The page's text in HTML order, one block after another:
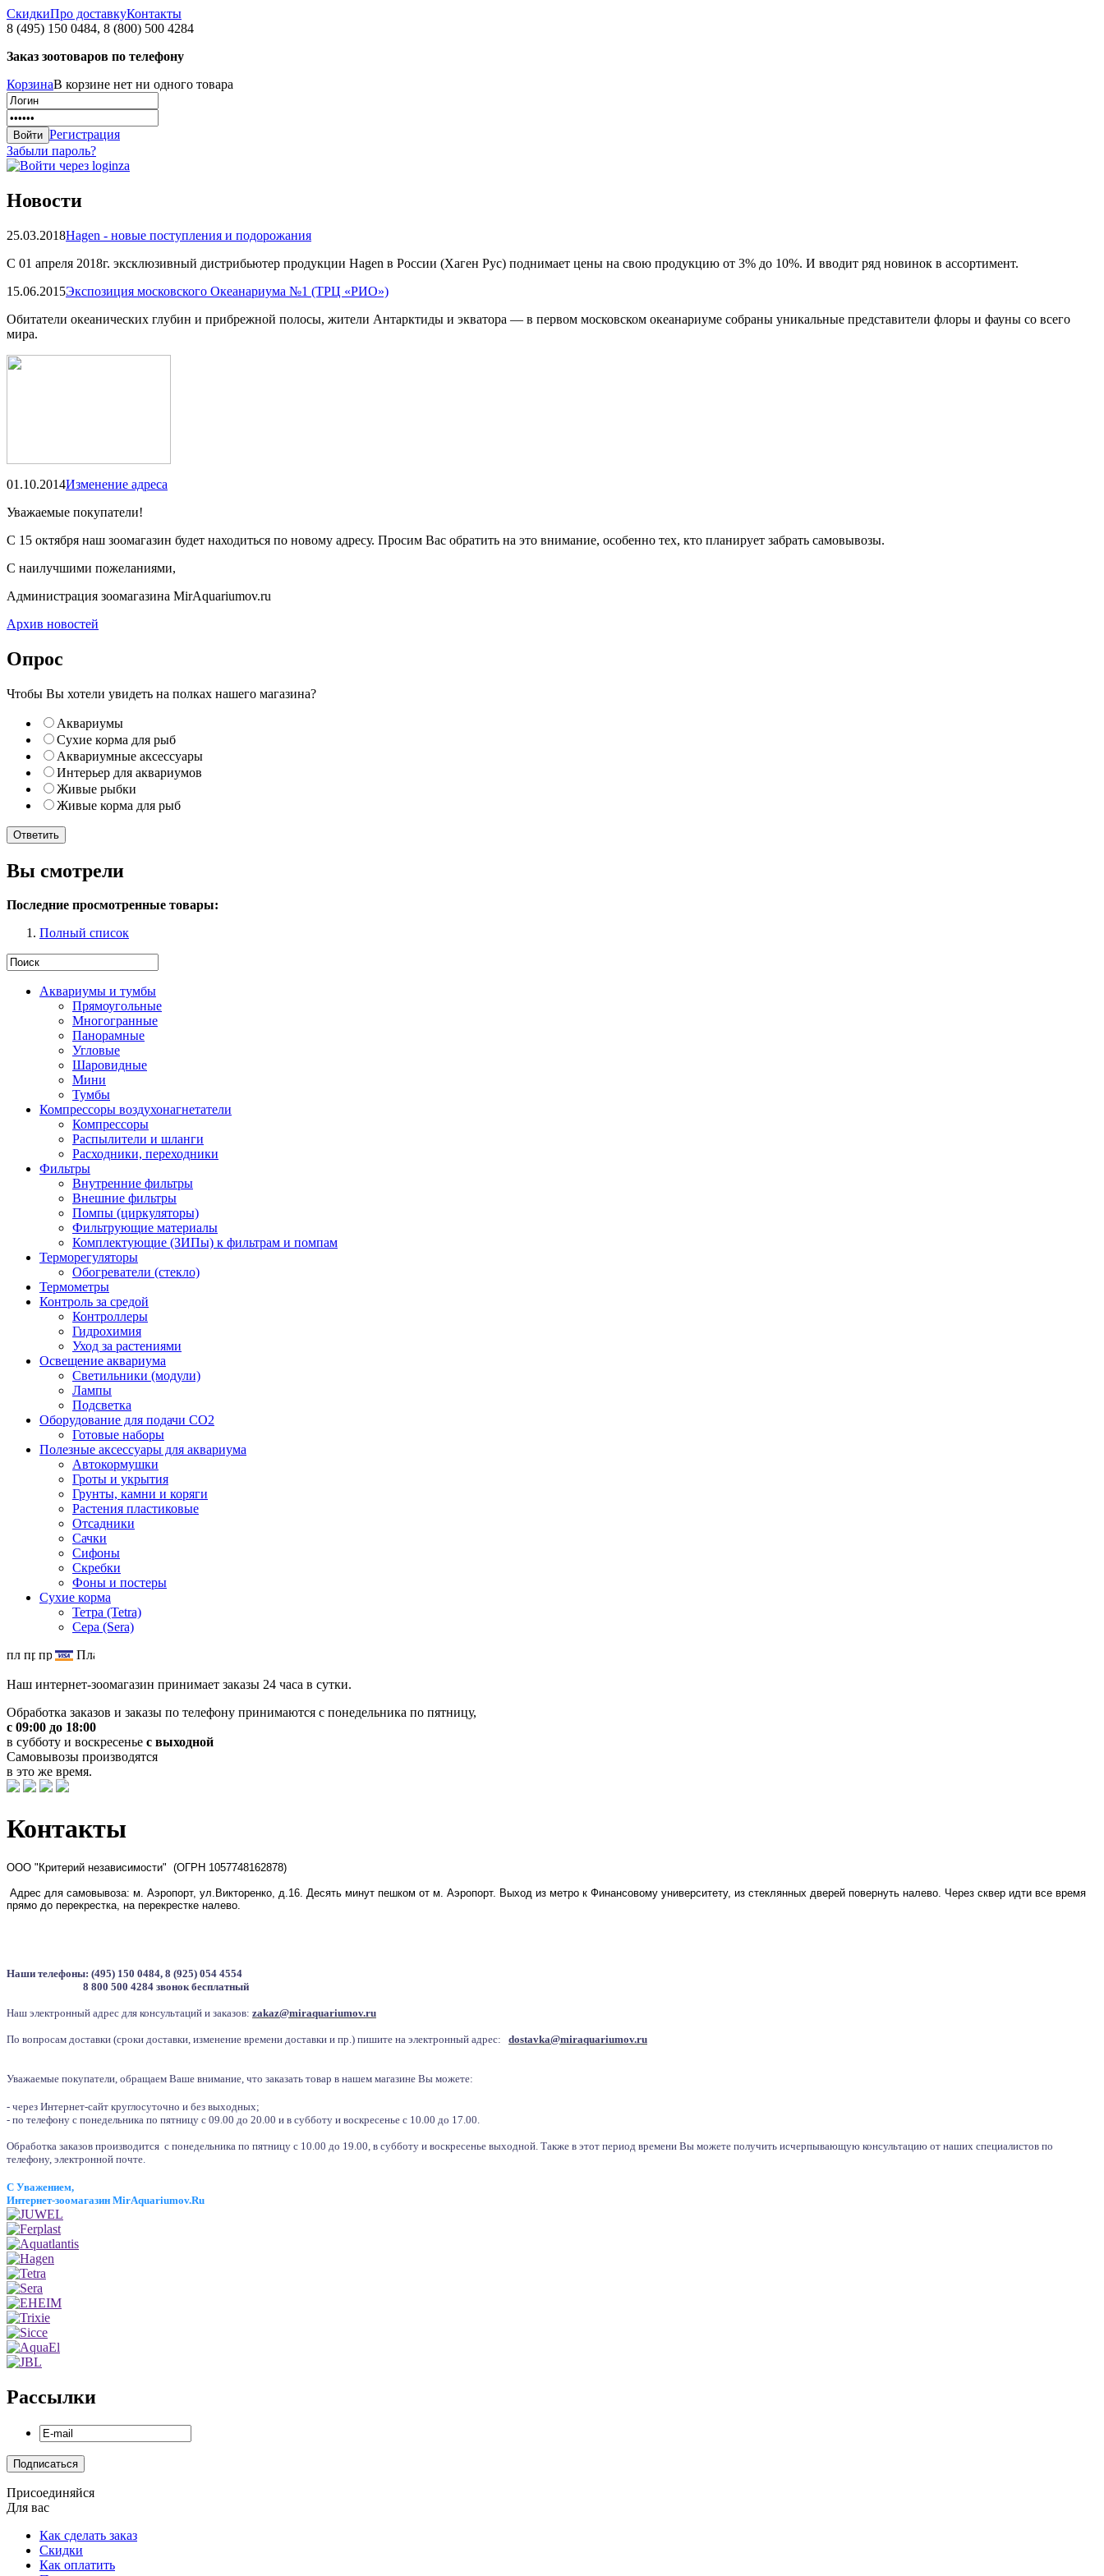
СкидкиПро доставкуКонтакты
8 (495) 150 0484, 8 (800) 500 4284
Заказ зоотоваров по телефону
КорзинаВ корзине нет ни одного товара
Регистрация
Забыли пароль?
Новости
25.03.2018Hagen - новые поступления и подорожания
С 01 апреля 2018г. эксклюзивный дистрибьютер продукции Hagen в России (Хаген Рус) поднимает цены на свою продукцию от 3% до 10%. И вводит ряд новинок в ассортимент.
15.06.2015Экспозиция московского Океанариума №1 (ТРЦ «РИО»)
Обитатели океанических глубин и прибрежной полосы, жители Антарктиды и экватора — в первом московском океанариуме собраны уникальные представители флоры и фауны со всего
мира.
01.10.2014Изменение адреса
Уважаемые покупатели!
С 15 октября наш зоомагазин будет находиться по новому адресу. Просим Вас обратить на это внимание, особенно тех, кто планирует забрать самовывозы.
С наилучшими пожеланиями,
Администрация зоомагазина MirAquаriumov.ru
Архив новостей
Опрос
Чтобы Вы хотели увидеть на полках нашего магазина?
Аквариумы
Сухие корма для рыб
Аквариумные аксессуары
Интерьер для аквариумов
Живые рыбки
Живые корма для рыб
Вы смотрели
Последние просмотренные товары:
Полный список
Аквариумы и тумбы
Прямоугольные
Многогранные
Панорамные
Угловые
Шаровидные
Мини
Тумбы
Компрессоры воздухонагнетатели
Компрессоры
Распылители и шланги
Расходники, переходники
Фильтры
Внутренние фильтры
Внешние фильтры
Помпы (циркуляторы)
Фильтрующие материалы
Комплектующие (ЗИПы) к фильтрам и помпам
Терморегуляторы
Обогреватели (стекло)
Термометры
Контроль за средой
Контроллеры
Гидрохимия
Уход за растениями
Освещение аквариума
Светильники (модули)
Лампы
Подсветка
Оборудование для подачи CO2
Готовые наборы
Полезные аксессуары для аквариума
Автокормушки
Гроты и укрытия
Грунты, камни и коряги
Растения пластиковые
Отсадники
Сачки
Сифоны
Скребки
Фоны и постеры
Сухие корма
Тетра (Tetra)
Сера (Sera)
Наш интернет-зоомагазин принимает заказы 24 часа в сутки.
Обработка заказов и заказы по телефону принимаются с понедельника по пятницу,
с 09:00 до 18:00
в субботу и воскресенье с выходной
Самовывозы производятся
в это же время.
Контакты
ООО "Критерий независимости" (ОГРН 1057748162878)
Адрес для самовывоза: м. Аэропорт, ул.Викторенко, д.16. Десять минут пешком от м. Аэропорт. Выход из метро к Финансовому университету, из стеклянных дверей повернуть налево. Через сквер идти все время
прямо до перекрестка, на перекрестке налево.
Наши телефоны: (495) 150 0484, 8 (925) 054 4554
8 800 500 4284 звонок бесплатный
Наш электронный адрес для консультаций и заказов: zakaz@miraquariumov.ru
По вопросам доставки (сроки доставки, изменение времени доставки и пр.) пишите на электронный адрес: dostavka@miraquariumov.ru
Уважаемые покупатели, обращаем Ваше внимание, что заказать товар в нашем магазине Вы можете:
- через Интернет-сайт круглосуточно и без выходных;
- по телефону с понедельника по пятницу с 09.00 до 20.00 и в субботу и воскресенье с 10.00 до 17.00.
Обработка заказов производится с понедельника по пятницу с 10.00 до 19.00, в субботу и воскресенье выходной. Также в этот период времени Вы можете получить исчерпывающую консультацию от наших специалистов по
телефону, электронной почте.
С Уважением,
Интернет-зоомагазин MirAquariumov.Ru
Рассылки
Присоединяйся
Для вас
Как сделать заказ
Скидки
Как оплатить